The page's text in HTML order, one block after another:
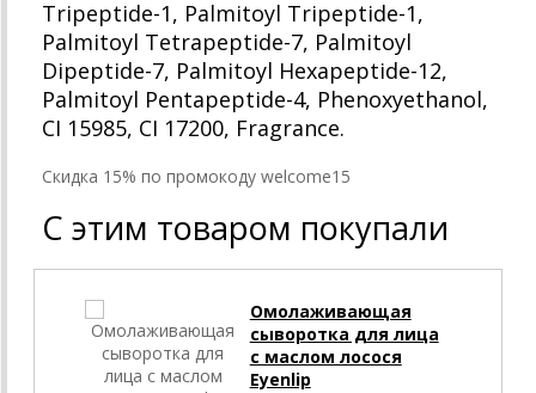
Tripeptide-1, Palmitoyl Tripeptide-1,
Palmitoyl Tetrapeptide-7, Palmitoyl
Dipeptide-7, Palmitoyl Hexapeptide-12,
Palmitoyl Pentapeptide-4, Phenoxyethanol,
CI 15985, CI 17200, Fragrance.
Cкидка 15% по промокоду welcome15
С этим товаром покупали
Омолаживающая
сыворотка для лица
с маслом лосося
Eyenlip